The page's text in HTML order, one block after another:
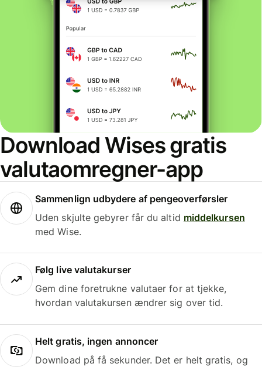
Download Wises gratis
valutaomregner-app
Sammenlign udbydere af pengeoverførsler
Uden skjulte gebyrer får du altid middelkursen
med Wise.
Følg live valutakurser
Gem dine foretrukne valutaer for at tjekke,
hvordan valutakursen ændrer sig over tid.
Helt gratis, ingen annoncer
Download på få sekunder. Det er helt gratis, og